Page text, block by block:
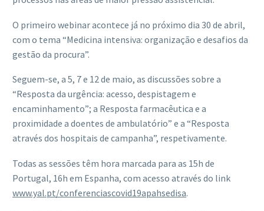
O primeiro webinar acontece já no próximo dia 30 de abril,
com o tema “Medicina intensiva: organização e desafios da
gestão da procura”.
Seguem-se, a 5, 7 e 12 de maio, as discussões sobre a
“Resposta da urgência: acesso, despistagem e
encaminhamento”; a Resposta farmacêutica e a
proximidade a doentes de ambulatório” e a “Resposta
através dos hospitais de campanha”, respetivamente.
Todas as sessões têm hora marcada para as 15h de
Portugal, 16h em Espanha, com acesso através do link
www.yal.pt/conferenciascovid19apahsedisa.